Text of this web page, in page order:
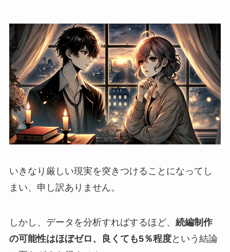
いきなり厳しい現実を突きつけることになってし
まい、申し訳ありません。
しかし、データを分析すればするほど、 続編制作
の可能性はほぼゼロ、良くても5％程度という結論